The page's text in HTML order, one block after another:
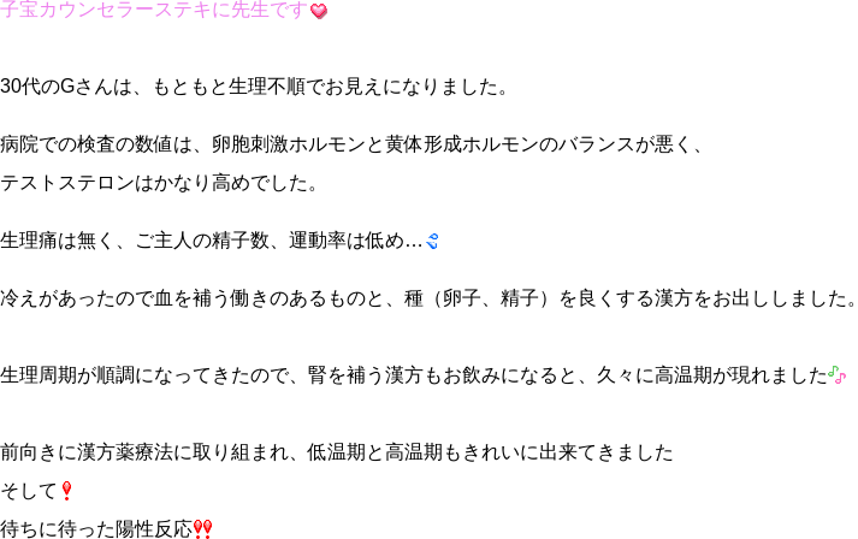
子宝カウンセラーステキに先生です
30代のGさんは、もともと生理不順でお見えになりました。
病院での検査の数値は、卵胞刺激ホルモンと黄体形成ホルモンのバランスが悪く、
テストステロンはかなり高めでした。
生理痛は無く、ご主人の精子数、運動率は低め…
冷えがあったので血を補う働きのあるものと、種（卵子、精子）を良くする漢方をお出ししました。
生理周期が順調になってきたので、腎を補う漢方もお飲みになると、久々に高温期が現れました
前向きに漢方薬療法に取り組まれ、低温期と高温期もきれいに出来てきました
そして
待ちに待った陽性反応